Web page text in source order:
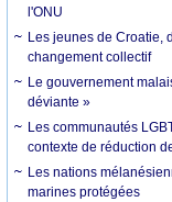
l'ONU
Les jeunes de Croatie,
changement collectif
Le gouvernement
déviante »
Les communautés
contexte de réduction
Les nations
marines protégées